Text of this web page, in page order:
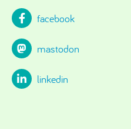
facebook
mastodon
linkedin